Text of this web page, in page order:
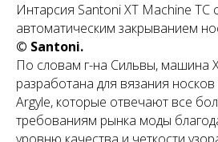
Интарсия Santoni XT Machine TC
автоматическим закрыванием
© Santoni.
По словам г-на Сильвы, машина
разработана для вязания
Argyle, которые отвечают все
требованиям рынка моды